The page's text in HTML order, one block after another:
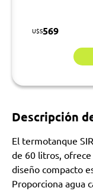
U$S569
Descripción
El termotanque
de 60 litros,
diseño compacto
Proporciona agua